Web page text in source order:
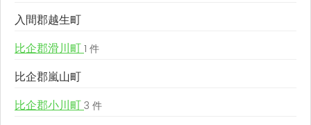
入間郡越生町
比企郡滑川町 1 件
比企郡嵐山町
比企郡小川町 3 件